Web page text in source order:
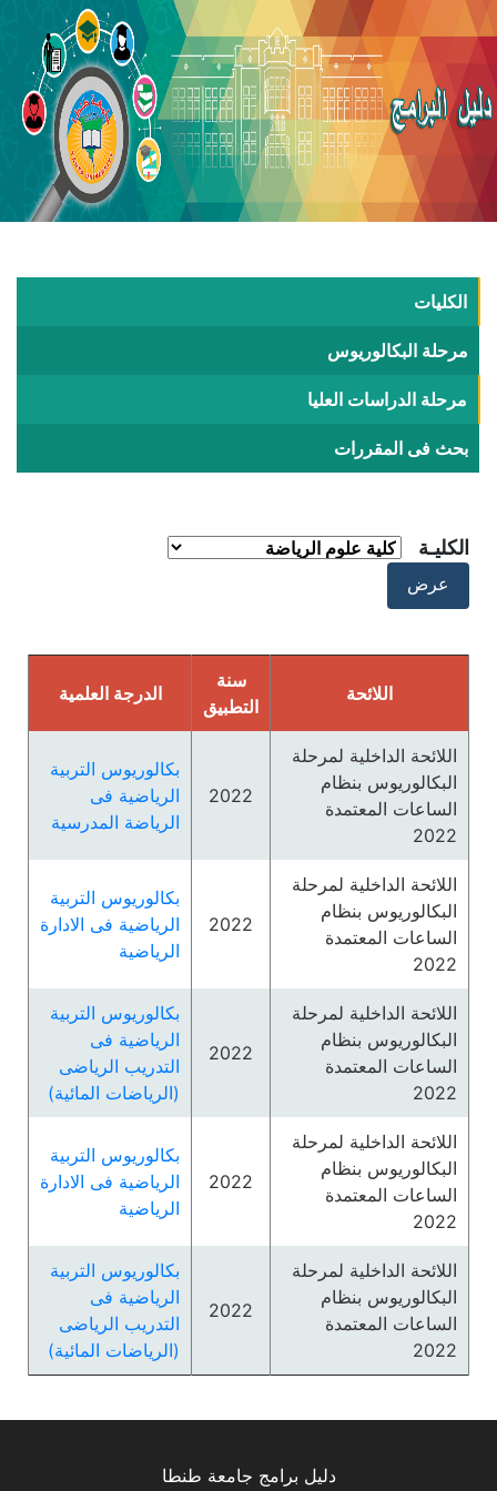
الكليات
مرحلة البكالوريوس
مرحلة الدراسات العليا
بحث فى المقررات
الكليـة
اللائحة
سنة
التطبيق
الدرجة العلمية
اللائحة الداخلية لمرحلة
البكالوريوس بنظام
الساعات المعتمدة
2022
2022
بكالوريوس التربية
الرياضية فى
الرياضة المدرسية
اللائحة الداخلية لمرحلة
البكالوريوس بنظام
الساعات المعتمدة
2022
2022
بكالوريوس التربية
الرياضية فى الادارة
الرياضية
اللائحة الداخلية لمرحلة
البكالوريوس بنظام
الساعات المعتمدة
2022
2022
بكالوريوس التربية
الرياضية فى
التدريب الرياضى
(الرياضات المائية)
اللائحة الداخلية لمرحلة
البكالوريوس بنظام
الساعات المعتمدة
2022
2022
بكالوريوس التربية
الرياضية فى الادارة
الرياضية
اللائحة الداخلية لمرحلة
البكالوريوس بنظام
الساعات المعتمدة
2022
2022
بكالوريوس التربية
الرياضية فى
التدريب الرياضى
(الرياضات المائية)
دليل برامج جامعة طنطا